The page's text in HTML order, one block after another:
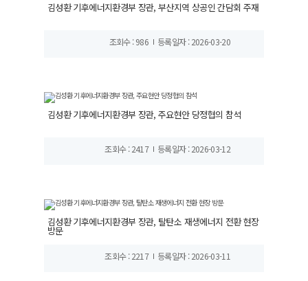
김성환 기후에너지환경부 장관, 부산지역 상공인 간담회 주재
조회수 : 986 등록일자 : 2026-03-20
김성환 기후에너지환경부 장관, 주요현안 당정협의 참석
조회수 : 2417 등록일자 : 2026-03-12
김성환 기후에너지환경부 장관, 탈탄소 재생에너지 전환 현장
방문
조회수 : 2217 등록일자 : 2026-03-11